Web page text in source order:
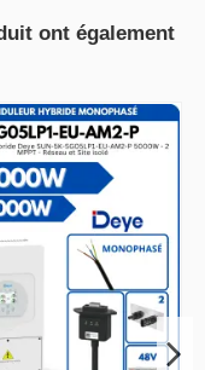
ont également